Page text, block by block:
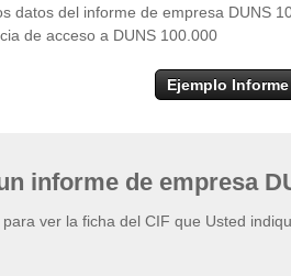
datos del informe de empresa DUNS
de acceso a DUNS 100.000
Ejemplo Informe
informe de empresa
ver la ficha del CIF que Usted